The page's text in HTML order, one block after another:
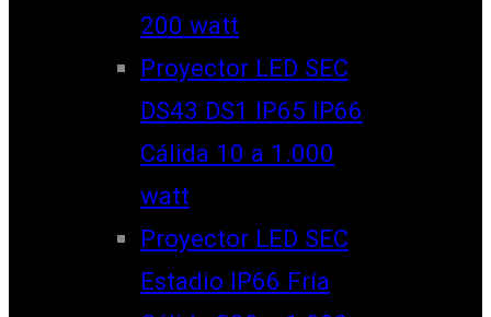
200 watt
Proyector LED SEC
DS43 DS1 IP65 IP66
Cálida 10 a 1.000
watt
Proyector LED SEC
Estadio IP66 Fría